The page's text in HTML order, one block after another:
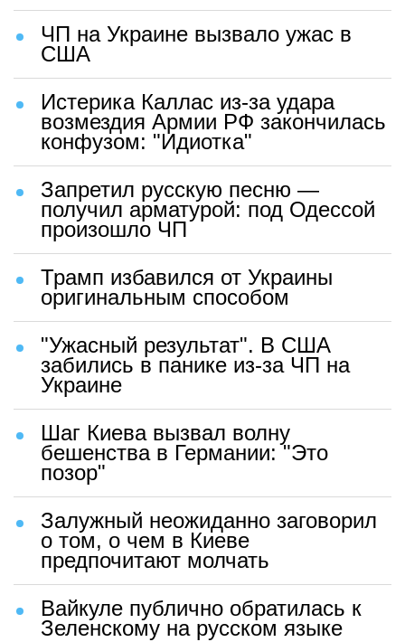
ЧП на Украине вызвало ужас в
США
Истерика Каллас из-за удара
возмездия Армии РФ закончилась
конфузом: "Идиотка"
Запретил русскую песню —
получил арматурой: под Одессой
произошло ЧП
Трамп избавился от Украины
оригинальным способом
"Ужасный результат". В США
забились в панике из-за ЧП на
Украине
Шаг Киева вызвал волну
бешенства в Германии: "Это
позор"
Залужный неожиданно заговорил
о том, о чем в Киеве
предпочитают молчать
Вайкуле публично обратилась к
Зеленскому на русском языке